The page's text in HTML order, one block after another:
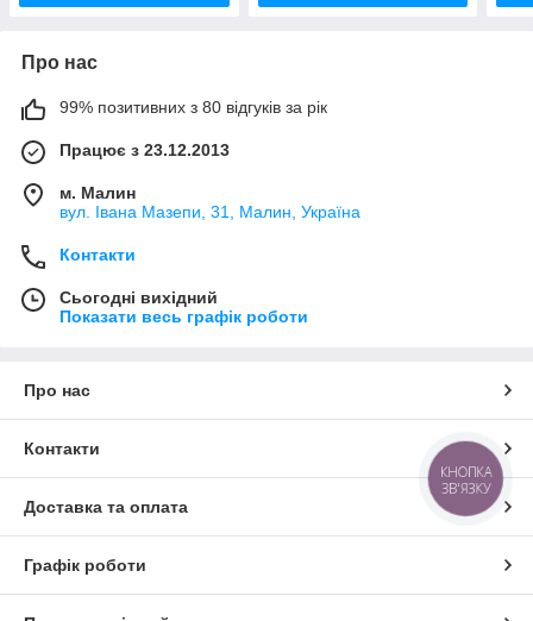
Про нас
99% позитивних з 80 відгуків за рік
Працює з 23.12.2013
м. Малин
вул. Івана Мазепи, 31, Малин, Україна
Контакти
Сьогодні вихідний
Показати весь графік роботи
Про нас
Контакти
Доставка та оплата
Графік роботи
КНОПКА
ЗВ'ЯЗКУ